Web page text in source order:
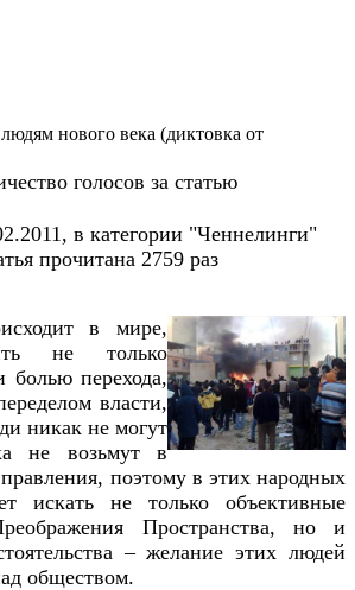
нового века (диктовка от
голосов за статью
в категории "Ченнелинги"
прочитана 2759 раз
в мире,
не только
болью перехода,
власти,
никак не могут
не возьмут в
поэтому в этих народных
искать не только объективные
Пространства, но и
– желание этих людей
обществом.